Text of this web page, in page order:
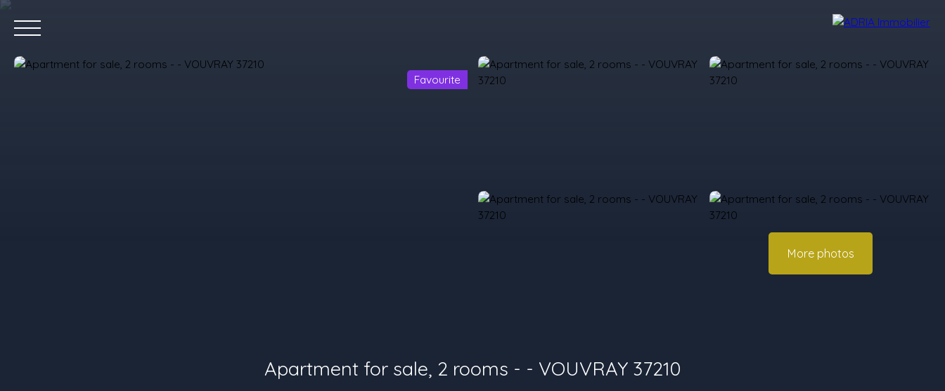
Favourite
More photos
Apartment for sale, 2 rooms - - VOUVRAY 37210